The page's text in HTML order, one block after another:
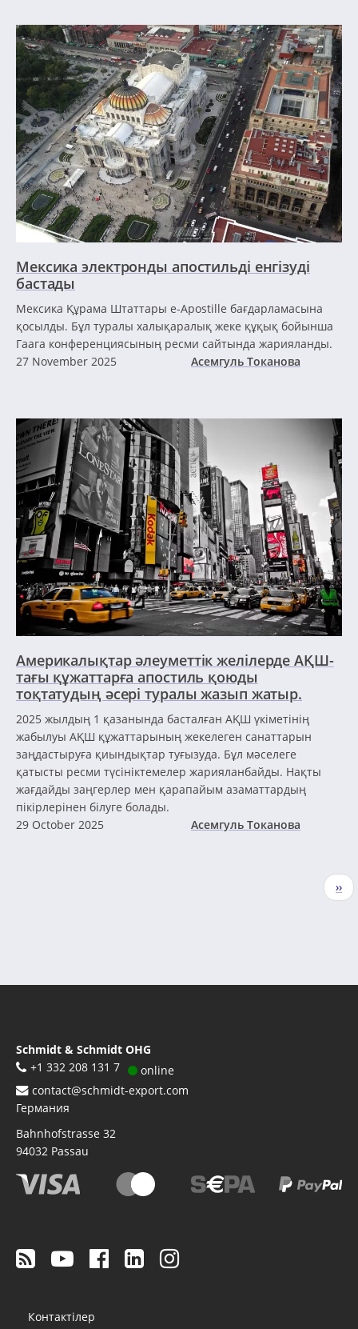
Мексика электронды апостильді енгізуді
бастады
Мексика Құрама Штаттары e-Apostille бағдарламасына
қосылды. Бұл туралы халықаралық жеке құқық бойынша
Гаага конференциясының ресми сайтында жарияланды.
27 November 2025
Асемгуль Токанова
Америкалықтар әлеуметтік желілерде АҚШ-
тағы құжаттарға апостиль қоюды
тоқтатудың әсері туралы жазып жатыр.
2025 жылдың 1 қазанында басталған АҚШ үкіметінің
жабылуы АҚШ құжаттарының жекелеген санаттарын
заңдастыруға қиындықтар туғызуда. Бұл мәселеге
қатысты ресми түсініктемелер жарияланбайды. Нақты
жағдайды заңгерлер мен қарапайым азаматтардың
пікірлерінен білуге ​​болады.
29 October 2025
Асемгуль Токанова
››
Schmidt & Schmidt OHG
+1 332 208 131 7
online
contact@schmidt-export.com
Германия
Bahnhofstrasse 32
94032 Passau
Контактілер